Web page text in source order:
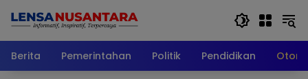
Berita
Pemerintahan Politik Pendidikan